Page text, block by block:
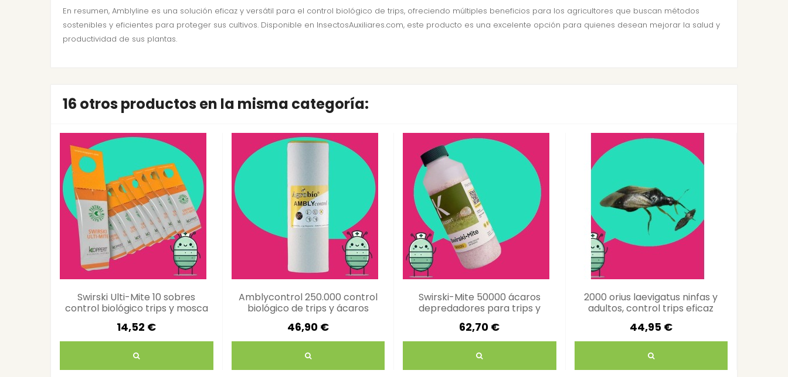
En resumen, Amblyline es una solución eficaz y versátil para el control biológico de trips, ofreciendo múltiples beneficios para los agricultores que buscan métodos
sostenibles y eficientes para proteger sus cultivos. Disponible en InsectosAuxiliares.com, este producto es una excelente opción para quienes desean mejorar la salud y
productividad de sus plantas.
16 otros productos en la misma categoría:
Swirski Ulti-Mite 10 sobres
control biológico trips y mosca
14,52 €
Amblycontrol 250.000 control
biológico de trips y ácaros
46,90 €
Swirski-Mite 50000 ácaros
depredadores para trips y
62,70 €
2000 orius laevigatus ninfas y
adultos, control trips eficaz
44,95 €